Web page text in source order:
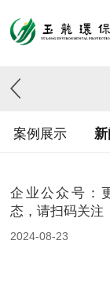
案例展示
企业公众号：
态，请扫码关注
2024-08-23